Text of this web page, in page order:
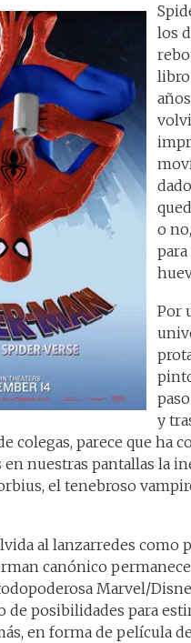
los
libro
o
Por
y
colegas, parece que ha
nuestras pantallas la
el tenebroso
al lanzarredes como
canónico
Marvel/
posibilidades para
en forma de película